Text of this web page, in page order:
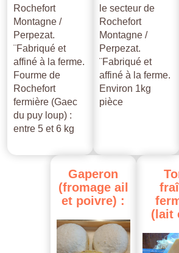
Rochefort
Montagne /
Perpezat.
¨Fabriqué et
affiné à la ferme.
Fourme de
Rochefort
fermière (Gaec
du puy loup) :
entre 5 et 6 kg
le secteur de
Rochefort
Montagne /
Perpezat.
¨Fabriqué et
affiné à la ferme.
Environ 1kg
pièce
Gaperon
(fromage ail
et poivre) :
(lait